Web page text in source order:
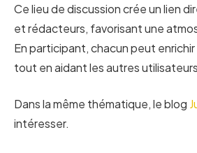
Ce lieu de discussion crée un lien
et rédacteurs, favorisant une
En participant, chacun peut
tout en aidant les autres
Dans la même thématique, le blog
intéresser.